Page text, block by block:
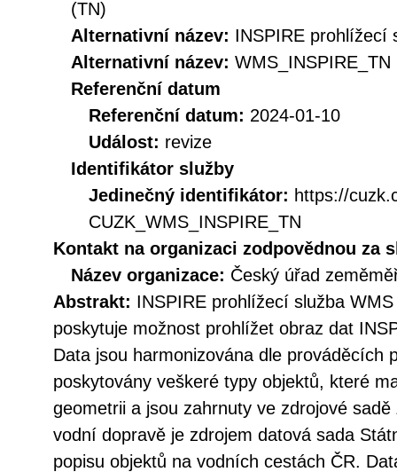
(TN)
Alternativní název: INSPIRE prohlížecí
Alternativní název: WMS_INSPIRE_TN
Referenční datum
Referenční datum: 2024-01-10
Událost: revize
Identifikátor služby
Jedinečný identifikátor: https://
CUZK_WMS_INSPIRE_TN
Kontakt na organizaci zodpovědnou za
Název organizace: Český úřad
Abstrakt: INSPIRE prohlížecí služba
poskytuje možnost prohlížet obraz dat
Data jsou harmonizována dle prováděcích
poskytovány veškeré typy objektů, které
geometrii a jsou zahrnuty ve zdrojové
vodní dopravě je zdrojem datová sada
popisu objektů na vodních cestách ČR.